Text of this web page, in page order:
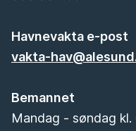
Havnevakta e-post
vakta-
Bemannet
Mandag - søndag